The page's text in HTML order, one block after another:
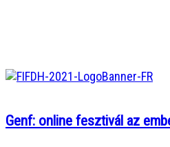
Genf: online fesztivál az